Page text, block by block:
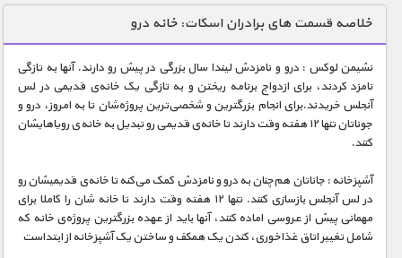
دنیای خوراکی ها
زمین شناسی / محیط زیست
سازه/ معماری/ مهندسی
سرگرمی
طبیعت
علم و فناوری
فرهنگ / هنر
خلاصه قسمت های برادران اسکات: خانه درو
نشیمن لوکس : درو و نامزدش لیندا سال بزرگی در پیش رو دارند. آنها به تازگی
نامزد کردند، برای ازدواج برنامه ریختن و به تازگی یک خانه‌ی قدیمی در لس
آنجلس خریدند.برای انجام بزرگترین و شخصی‌ترین پروژه‌شان تا به امروز، درو و
جوناتان تنها ۱۲ هفته وقت دارند تا خانه‌ی قدیمی رو تبدیل به خانه‌ی رویاهایشان
کنند.
آشپزخانه : جاناتان هم‌چنان به درو و نامزدش کمک می‌کنه تا خانه‌ی قدیمیشان رو
در لس آنجلس بازسازی کنند. تنها ۱۲ هفته وقت دارند تا خانه شان را کاملا برای
مهمانی پیش از عروسی اماده کنند، آنها باید از عهده بزرگترین پروژه‌ی خانه که
شامل تغییر اتاق غذاخوری، کندن یک همکف و ساختن یک آشپزخانه از ابتداست